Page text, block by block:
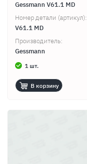
Gessmann V61.1 MD
Номер детали (артикул):
V61.1 MD
Производитель:
Gessmann
1 шт.
В корзину